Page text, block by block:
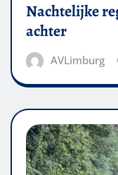
Nachtelijke
achter
AVLimburg